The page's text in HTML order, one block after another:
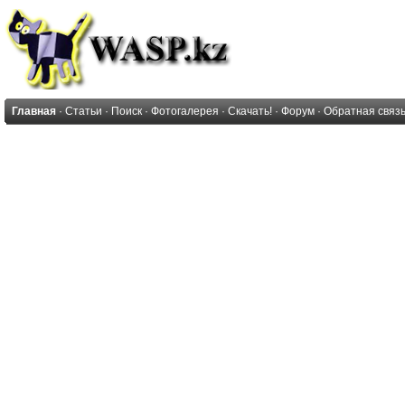
Главная · Статьи · Поиск · Фотогалерея · Скачать! · Форум · Обратная связь